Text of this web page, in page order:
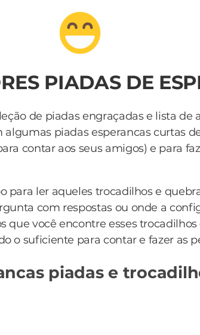
PIADAS DE
de piadas engraçadas e lista de
algumas piadas esperancas curtas
contar aos seus amigos) e para
para ler aqueles trocadilhos e
com respostas ou onde a
que você encontre esses
o suficiente para contar e fazer as
piadas e